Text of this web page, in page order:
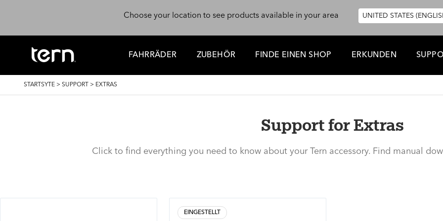
Choose your location to see products available in your area
UNITED STATES
FAHRRÄDER ZUBEHÖR FINDE EINEN SHOP ERKUNDEN
BREADCRUMB
STARTSYTE > SUPPORT > EXTRAS
Support for Extras
Click to find everything you need to know about your Tern accessory. Find manual
EINGESTELLT